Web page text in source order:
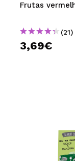
Frutas
(21)
3,69€